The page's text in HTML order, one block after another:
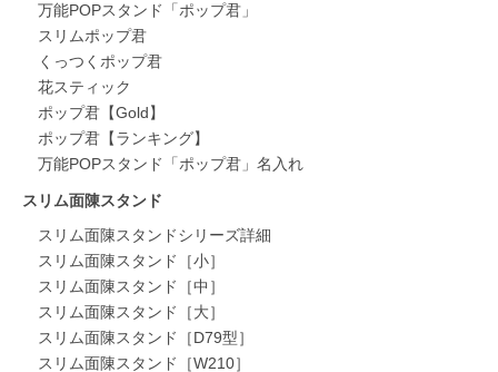
万能POPスタンド「ポップ君」
スリムポップ君
くっつくポップ君
花スティック
ポップ君【Gold】
ポップ君【ランキング】
万能POPスタンド「ポップ君」名入れ
スリム面陳スタンド
スリム面陳スタンドシリーズ詳細
スリム面陳スタンド［小］
スリム面陳スタンド［中］
スリム面陳スタンド［大］
スリム面陳スタンド［D79型］
スリム面陳スタンド［W210］